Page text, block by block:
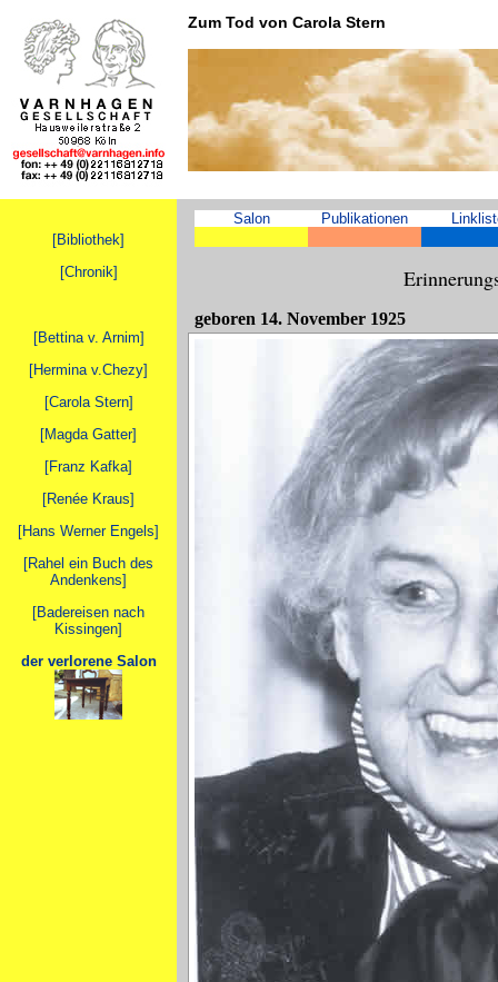
Zum Tod von Carola Stern
[Bibliothek]
[Chronik]
[Bettina v. Arnim]
[Hermina v.Chezy]
[Carola Stern]
[Magda Gatter]
[Franz Kafka]
[Renée Kraus]
[Hans Werner Engels]
[Rahel ein Buch des
Andenkens]
[Badereisen nach
Kissingen]
der verlorene Salon
Salon Publikationen
geboren 14. November 1925